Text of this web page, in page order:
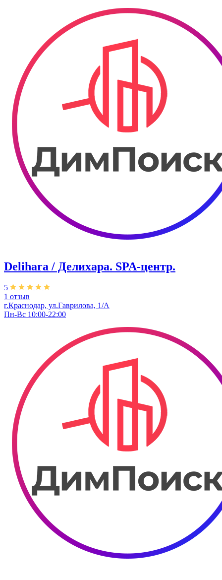
Delihara / Делихара. ​SPA-центр.
5
1 отзыв
г.Краснодар, ул.Гаврилова, 1/А
Пн-Вс 10:00-22:00